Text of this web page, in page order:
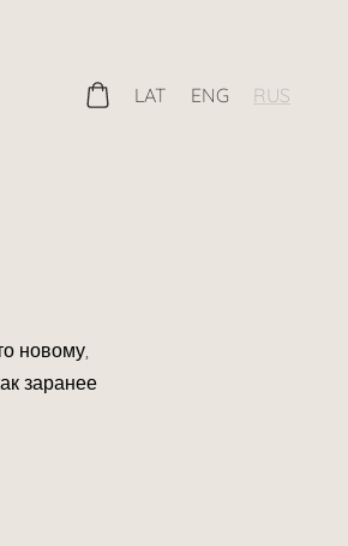
LAT ENG RUS
новому,
заранее